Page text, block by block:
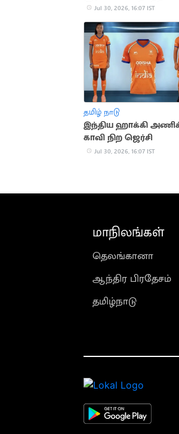
கண்டனம்
Jul 30, 2026, 16:07 IST
தமிழ் நாடு
இந்திய ஹாக்கி
காவி நிற ஜெர்சி
Jul 30, 2026, 16:07 IST
மாநிலங்கள்
தெலங்கானா
ஆந்திர பிரதேசம்
தமிழ்நாடு